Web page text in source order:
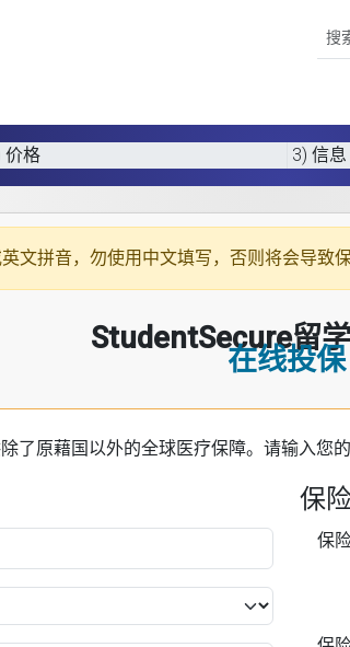
价格 3) 信息
文拼音，勿使用中文填写，否则将会导致
StudentSecure留学
在线投保
了原藉国以外的全球医疗保障。请输入您
保
保